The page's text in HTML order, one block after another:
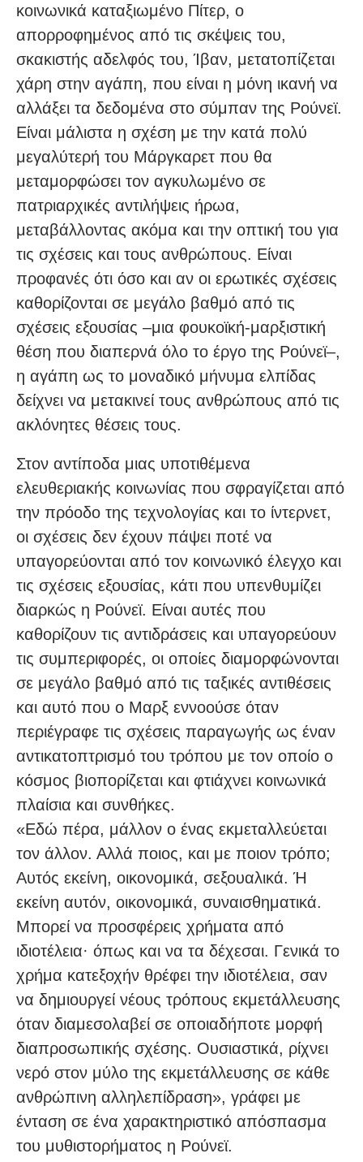
κοινωνικά καταξιωμένο Πίτερ, ο
απορροφημένος από τις σκέψεις του,
σκακιστής αδελφός του, Ίβαν, μετατοπίζεται
χάρη στην αγάπη, που είναι η μόνη ικανή να
αλλάξει τα δεδομένα στο σύμπαν της Ρούνεϊ.
Είναι μάλιστα η σχέση με την κατά πολύ
μεγαλύτερή του Μάργκαρετ που θα
μεταμορφώσει τον αγκυλωμένο σε
πατριαρχικές αντιλήψεις ήρωα,
μεταβάλλοντας ακόμα και την οπτική του για
τις σχέσεις και τους ανθρώπους. Είναι
προφανές ότι όσο και αν οι ερωτικές σχέσεις
καθορίζονται σε μεγάλο βαθμό από τις
σχέσεις εξουσίας –μια φουκοϊκή-μαρξιστική
θέση που διαπερνά όλο το έργο της Ρούνεϊ–,
η αγάπη ως το μοναδικό μήνυμα ελπίδας
δείχνει να μετακινεί τους ανθρώπους από τις
ακλόνητες θέσεις τους.
Στον αντίποδα μιας υποτιθέμενα
ελευθεριακής κοινωνίας που σφραγίζεται από
την πρόοδο της τεχνολογίας και το ίντερνετ,
οι σχέσεις δεν έχουν πάψει ποτέ να
υπαγορεύονται από τον κοινωνικό έλεγχο και
τις σχέσεις εξουσίας, κάτι που υπενθυμίζει
διαρκώς η Ρούνεϊ. Είναι αυτές που
καθορίζουν τις αντιδράσεις και υπαγορεύουν
τις συμπεριφορές, οι οποίες διαμορφώνονται
σε μεγάλο βαθμό από τις ταξικές αντιθέσεις
και αυτό που ο Μαρξ εννοούσε όταν
περιέγραφε τις σχέσεις παραγωγής ως έναν
αντικατοπτρισμό του τρόπου με τον οποίο ο
κόσμος βιοπορίζεται και φτιάχνει κοινωνικά
πλαίσια και συνθήκες.
«Εδώ πέρα, μάλλον ο ένας εκμεταλλεύεται
τον άλλον. Αλλά ποιος, και με ποιον τρόπο;
Αυτός εκείνη, οικονομικά, σεξουαλικά. Ή
εκείνη αυτόν, οικονομικά, συναισθηματικά.
Μπορεί να προσφέρεις χρήματα από
ιδιοτέλεια· όπως και να τα δέχεσαι. Γενικά το
χρήμα κατεξοχήν θρέφει την ιδιοτέλεια, σαν
να δημιουργεί νέους τρόπους εκμετάλλευσης
όταν διαμεσολαβεί σε οποιαδήποτε μορφή
διαπροσωπικής σχέσης. Ουσιαστικά, ρίχνει
νερό στον μύλο της εκμετάλλευσης σε κάθε
ανθρώπινη αλληλεπίδραση», γράφει με
ένταση σε ένα χαρακτηριστικό απόσπασμα
του μυθιστορήματος η Ρούνεϊ.